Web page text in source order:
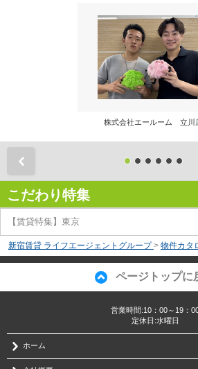
株式会社エールーム 立川
こだわり特集
【賃貸特集】東京
新宿賃貸 ライフエージェントグループ > 物件カタ
ページトップに
営業時間:10：00～19：
定休日:水曜日
ホーム